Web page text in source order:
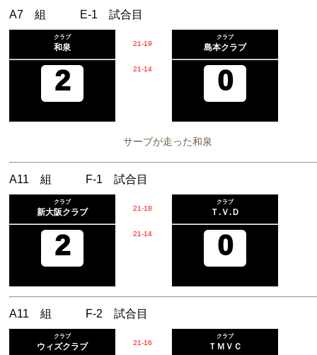
A7 組 E-1 試合目
クラブ
和泉
2
21-19
21-14
クラブ
島本クラブ
0
サーブが走った和泉
A11 組 F-1 試合目
クラブ
新大阪クラブ
2
21-18
21-14
クラブ
Ｔ.Ｖ.Ｄ
0
A11 組 F-2 試合目
クラブ
ウィズクラブ 21-16
クラブ
ＴＭＶＣ